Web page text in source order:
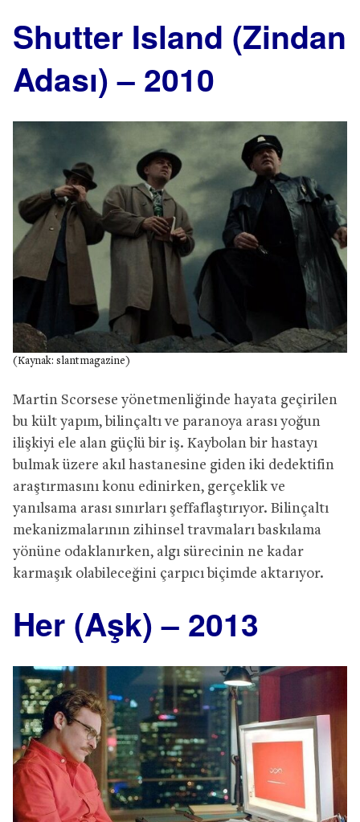
Shutter Island (Zindan
Adası) – 2010
(Kaynak: slantmagazine)
Martin Scorsese yönetmenliğinde hayata geçirilen
bu kült yapım, bilinçaltı ve paranoya arası yoğun
ilişkiyi ele alan güçlü bir iş. Kaybolan bir hastayı
bulmak üzere akıl hastanesine giden iki dedektifin
araştırmasını konu edinirken, gerçeklik ve
yanılsama arası sınırları şeffaflaştırıyor. Bilinçaltı
mekanizmalarının zihinsel travmaları baskılama
yönüne odaklanırken, algı sürecinin ne kadar
karmaşık olabileceğini çarpıcı biçimde aktarıyor.
Her (Aşk) – 2013